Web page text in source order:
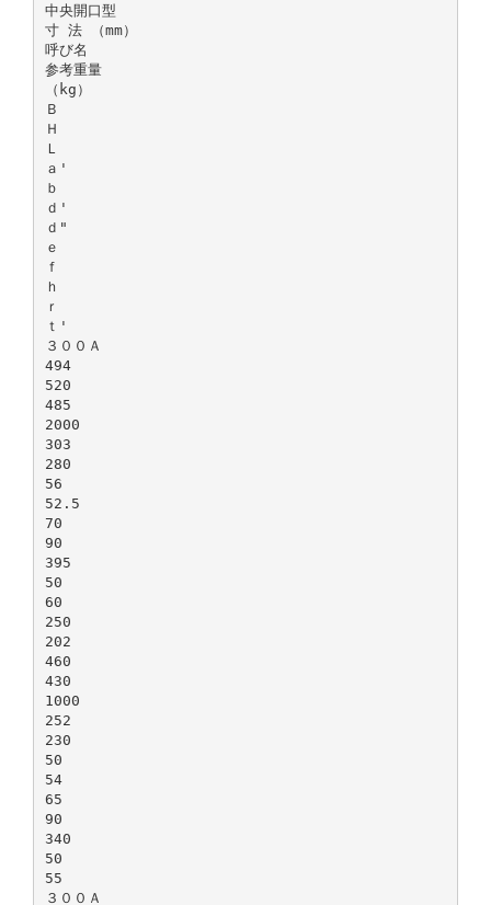
中央開口型
寸 法 （mm）
呼び名
参考重量
（kg）
Ｂ
Ｈ
Ｌ
ａ'
ｂ
ｄ'
ｄ"
ｅ
ｆ
ｈ
ｒ
ｔ'
３００Ａ
494
520
485
2000
303
280
56
52.5
70
90
395
50
60
250
202
460
430
1000
252
230
50
54
65
90
340
50
55
３００Ａ